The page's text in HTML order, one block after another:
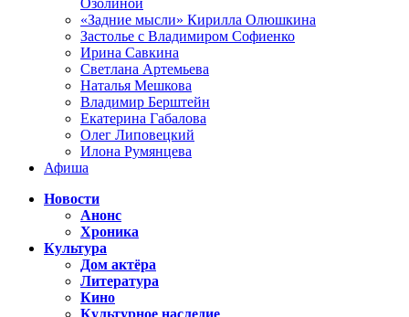
Озолиной
«Задние мысли» Кирилла Олюшкина
Застолье с Владимиром Софиенко
Ирина Савкина
Светлана Артемьева
Наталья Мешкова
Владимир Берштейн
Екатерина Габалова
Олег Липовецкий
Илона Румянцева
Афиша
Новости
Анонс
Хроника
Культура
Дом актёра
Литература
Кино